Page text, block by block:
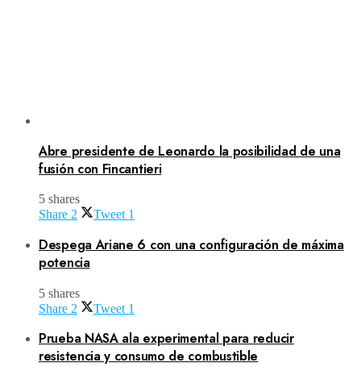
Abre presidente de Leonardo la posibilidad de una
fusión con Fincantieri
5 shares
Share 2 Tweet 1
Despega Ariane 6 con una configuración de máxima
potencia
5 shares
Share 2 Tweet 1
Prueba NASA ala experimental para reducir
resistencia y consumo de combustible